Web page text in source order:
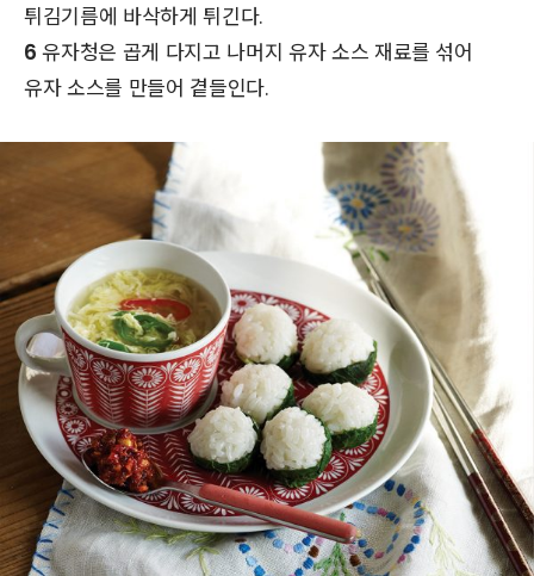
튀김기름에 바삭하게 튀긴다.
6 유자청은 곱게 다지고 나머지 유자 소스 재료를 섞어
유자 소스를 만들어 곁들인다.